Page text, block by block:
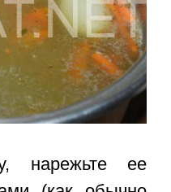
нарежьте ее